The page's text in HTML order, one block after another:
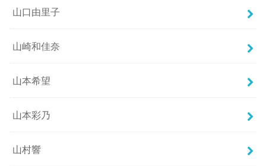
山口由里子
山崎和佳奈
山本希望
山本彩乃
山村響